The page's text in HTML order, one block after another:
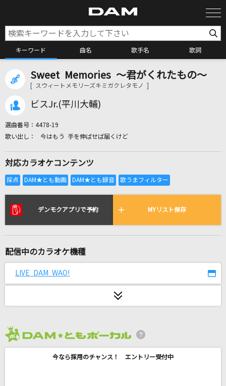
キーワード 曲名 歌手名 歌詞
カラオケ検索
カラオケ店舗検索
全国りれき
リアルタイムで歌われている曲の一覧
[生音]IN_MY_HEAD
Rusty Nail(ビデオクリップバージョン)
Sweet Memories ～君がくれたもの～
[ スウィートメモリーズキミガクレタモノ ]
ビスJr.(平川大輔)
選曲番号： 4478-19
今はもう 手を伸ばせば届くけど
対応カラオケコンテンツ
デンモクアプリで予約 MYリスト保存
配信中のカラオケ機種
LIVE DAM WAO!
今なら採用のチャンス！ エントリー受付中